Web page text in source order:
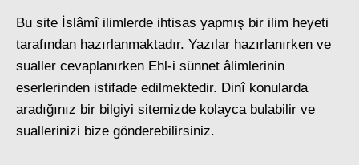
Bu site İslâmî ilimlerde ihtisas yapmış bir ilim heyeti
tarafından hazırlanmaktadır. Yazılar hazırlanırken ve
sualler cevaplanırken Ehl-i sünnet âlimlerinin
eserlerinden istifade edilmektedir. Dinî konularda
aradığınız bir bilgiyi sitemizde kolayca bulabilir ve
suallerinizi bize gönderebilirsiniz.